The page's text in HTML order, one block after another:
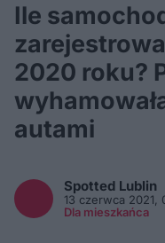
Ile
2020 roku?
autami
Spotted Lublin
13 czerwca 2021,
Dla mieszkańca